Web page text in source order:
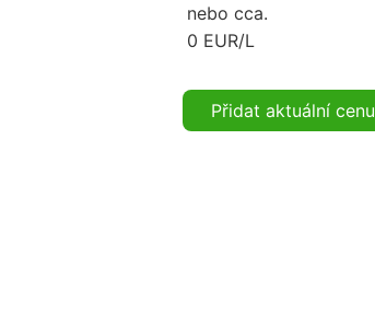
nebo cca.
0 EUR/L
Přidat aktuální cenu